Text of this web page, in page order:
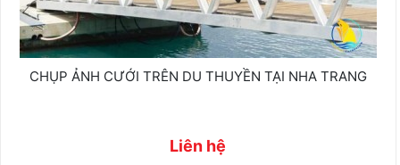
CHỤP ẢNH CƯỚI TRÊN DU THUYỀN TẠI NHA TRANG
Liên hệ